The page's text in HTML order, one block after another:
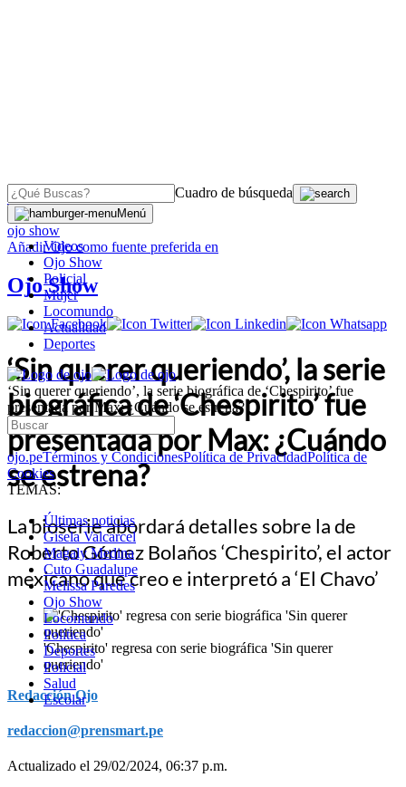
Cuadro de búsqueda
Menú
Videos
Ojo Show
Policial
Mujer
Locomundo
Actualidad
Deportes
‘Sin querer queriendo’, la serie biográfica de ‘Chespirito’ fue
presentada por Max: ¿Cuándo se estrena?
ojo.peTérminos y CondicionesPolítica de PrivacidadPolítica de
Cookies
TEMAS:
Últimas noticias
Gisela Valcarcel
Magaly Medina
Cuto Guadalupe
Melissa Paredes
Ojo Show
Locomundo
Política
Deportes
Policial
Salud
Escolar
OJO
ojo show
AñadirOjocomo fuente preferida en
Ojo Show
‘Sin querer queriendo’, la serie
biográfica de ‘Chespirito’ fue
presentada por Max: ¿Cuándo
se estrena?
La bioserie abordará detalles sobre la de
Roberto Gómez Bolaños ‘Chespirito’, el actor
mexicano que creo e interpretó a ‘El Chavo’
'Chespirito' regresa con serie biográfica 'Sin querer
queriendo'
Redacción Ojo
redaccion@prensmart.pe
Actualizado el 29/02/2024, 06:37 p.m.